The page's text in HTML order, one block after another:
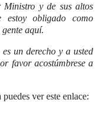
Ministro y de sus altos
estoy obligado como
aquí.
un derecho y a usted
favor acostúmbrese a
ver este enlace: